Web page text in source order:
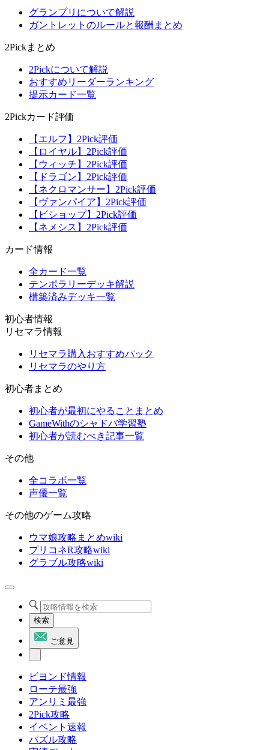
グランプリについて解説
ガントレットのルールと報酬まとめ
2Pickまとめ
2Pickについて解説
おすすめリーダーランキング
提示カード一覧
2Pickカード評価
【エルフ】2Pick評価
【ロイヤル】2Pick評価
【ウィッチ】2Pick評価
【ドラゴン】2Pick評価
【ネクロマンサー】2Pick評価
【ヴァンパイア】2Pick評価
【ビショップ】2Pick評価
【ネメシス】2Pick評価
カード情報
全カード一覧
テンポラリーデッキ解説
構築済みデッキ一覧
初心者情報
リセマラ情報
リセマラ購入おすすめパック
リセマラのやり方
初心者まとめ
初心者が最初にやることまとめ
GameWithのシャドバ学習塾
初心者が読むべき記事一覧
その他
全コラボ一覧
声優一覧
その他のゲーム攻略
ウマ娘攻略まとめwiki
プリコネR攻略wiki
グラブル攻略wiki
検索
ご意見
ビヨンド情報
ローテ最強
アンリミ最強
2Pick攻略
イベント速報
パズル攻略